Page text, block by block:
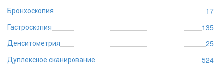
Бронхоскопия 17
Гастроскопия 135
Денситометрия 25
Дуплексное сканирование 524